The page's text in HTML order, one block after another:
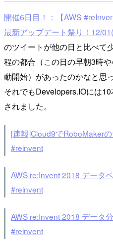
開催6日目！：【AWS
最新アップデート祭り！12/
のツイートが他の日と比べて
程の都合（この日の早朝3時
動開始）があったのかなと思
それでもDevelopers.IOには
されました。
[速報]Cloud9でRoboMaker
#reinvent
AWS re:Invent 2018 データ
#reinvent
AWS re:Invent 2018 データ
#reinvent